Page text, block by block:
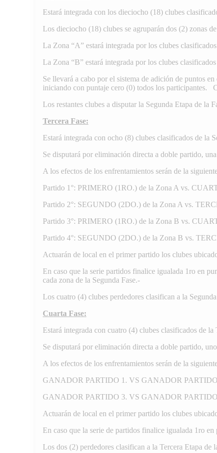
Estará integrada con los dieciocho (18) clubes
Los dieciocho (18) clubes se agruparán dos (2) zonas
La Zona “A” estará integrada por los clubes
La Zona “B” estará integrada por los clubes
Se llevará a cabo por el sistema de adición de puntos
iniciando con puntaje cero (0) todos los participantes.
Los restantes clubes a disputar la Segunda Etapa de la
Tercera Fase:
Estará integrada con ocho (8) clubes clasificados de la
Se disputará por eliminación directa a doble partido, una
A los efectos de los enfrentamientos serán de la
Partido 1°: PRIMERO (1RO.) de la Zona A vs.
Partido 2°: SEGUNDO (2DO.) de la Zona A vs.
Partido 3°: PRIMERO (1RO.) de la Zona B vs.
Partido 4°: SEGUNDO (2DO.) de la Zona B vs.
Actuarán de local en el primer partido los clubes
En caso que la serie partidos finalice igualada 1ro en
cada zona de la Segunda Fase.-
Los cuatro (4) clubes perdedores clasifican a la
Cuarta Fase:
Estará integrada con cuatro (4) clubes clasificados de la
Se disputará por eliminación directa a doble partido,
A los efectos de los enfrentamientos serán de la
GANADOR PARTIDO 1. VS GANADOR
GANADOR PARTIDO 3. VS GANADOR
Actuarán de local en el primer partido los clubes
En caso que la serie de partidos finalice igualada 1ro
Los dos (2) perdedores clasifican a la Tercera Etapa de